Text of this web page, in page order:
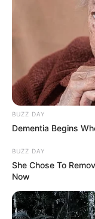
BUZZ DAY
Dementia Begins
BUZZ DAY
She Chose To
Now